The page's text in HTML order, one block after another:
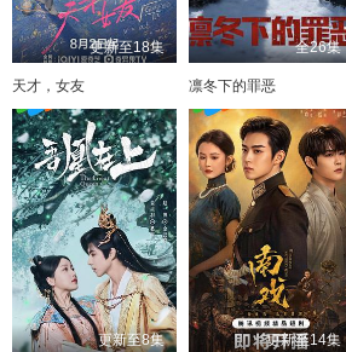
更新至18集
天才，女友
全26集
凛冬下的罪恶
更新至8集 更新至14集